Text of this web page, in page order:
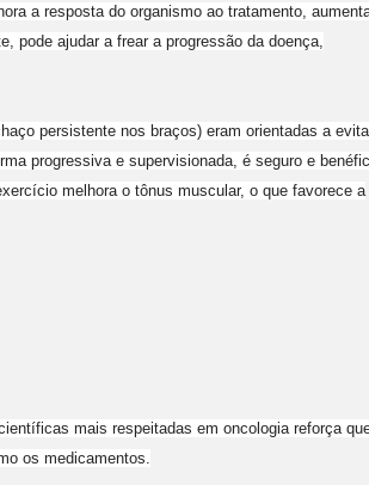
a resposta do organismo ao tratamento,
pode ajudar a frear a progressão da doença,
persistente nos braços) eram orientadas a
progressiva e supervisionada, é seguro e
melhora o tônus muscular, o que favorece a
mais respeitadas em oncologia reforça
os medicamentos.